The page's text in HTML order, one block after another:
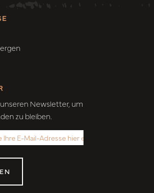
Newsletter, um
zu bleiben.